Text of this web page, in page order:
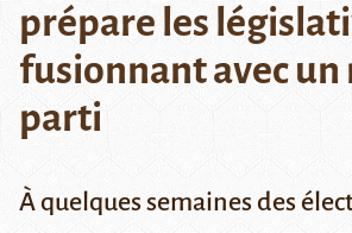
prépare les
fusionnant avec un
parti
À quelques semaines des